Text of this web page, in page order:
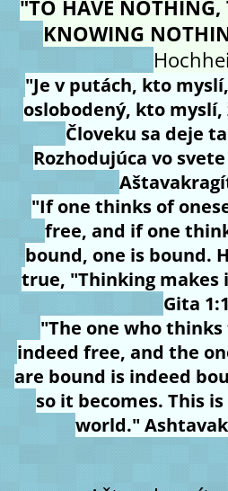
"TO HAVE NOTHING,
KNOWING
"Je v putách, kto
oslobodený, kto myslí,
Človeku sa deje
Rozhodujúca vo
"If one thinks of
free, and if one
bound, one is bound.
true, "Thinking makes
Gita
"The one who
indeed free, and the
are bound is indeed
so it becomes. This
world."